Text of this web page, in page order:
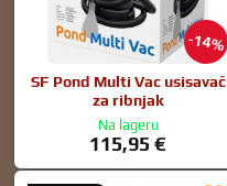
14%
SF Pond Multi Vac usisavač
za ribnjak
Na lageru
115,95 €